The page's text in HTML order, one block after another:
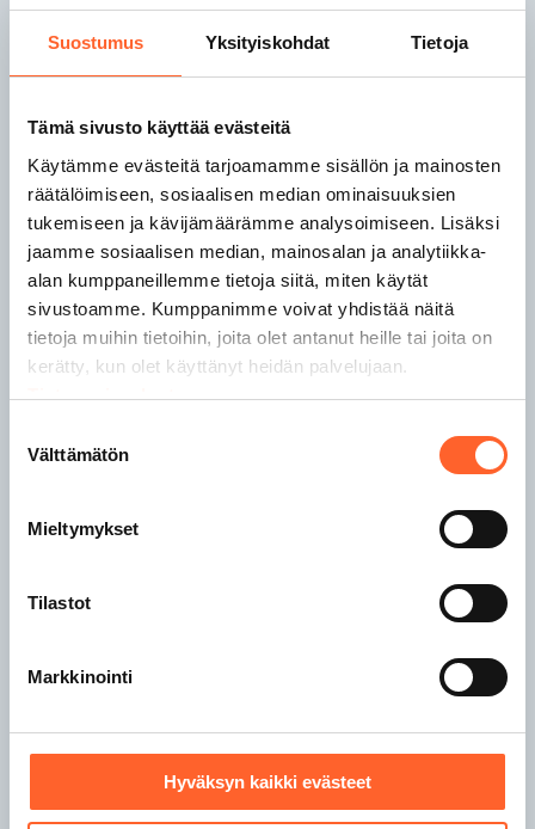
Suostumus Yksityiskohdat Tietoja
Tämä sivusto käyttää evästeitä
Käytämme evästeitä tarjoamamme sisällön ja mainosten
räätälöimiseen, sosiaalisen median ominaisuuksien
tukemiseen ja kävijämäärämme analysoimiseen. Lisäksi
jaamme sosiaalisen median, mainosalan ja analytiikka-
alan kumppaneillemme tietoja siitä, miten käytät
sivustoamme. Kumppanimme voivat yhdistää näitä
tietoja muihin tietoihin, joita olet antanut heille tai joita on
kerätty, kun olet käyttänyt heidän palvelujaan.
Tietosuojaseloste
valinta
Välttämätön
Mieltymykset
Tilastot
Markkinointi
Hyväksyn kaikki evästeet
Talliosake Kaarina
Talliosake Kempele
Talliosake Kirkkonummi
Talliosake Kuopio
Talliosake Lahti
Talliosake Lempäälä
Talliosake Lohja
Talliosake Nokia
Talliosake Nurmijärvi
Talliosake Tuusula
Talliosake Valkeakoski
Talliosake Vantaa
Talliosake Ylöjärvi